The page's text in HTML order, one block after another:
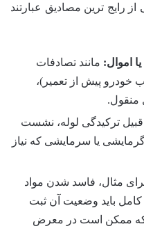
از رایج ترین مصادیق عبارتند
اموال: مانند تصادفات
خودرو پیش از تعمیر)،
منقول.
قبیل ترکیدگی لوله، نشست
یا سرمایشی که نیاز
مثال، فاسد شدن مواد
کامل باید وضعیت آن ثبت
که ممکن است در معرض